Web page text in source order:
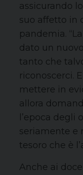
assicurando
suo affetto in
pandemia.
dato un
tanto che
riconoscerci.
mettere in
allora
l’epoca degli
seriamente e
tesoro che è
Anche ai